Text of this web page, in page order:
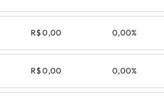
R$ 0,00 0,00%
R$ 0,00 0,00%